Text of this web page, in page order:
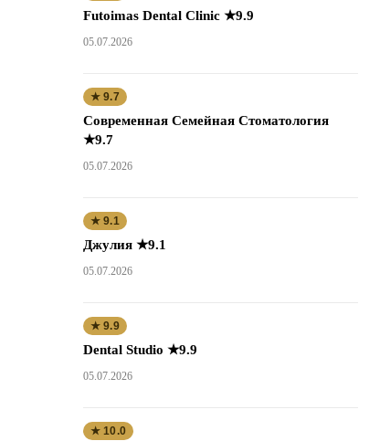
Futoimas Dental Clinic ★9.9
05.07.2026
★ 9.7
Современная Семейная Стоматология
★9.7
05.07.2026
★ 9.1
Джулия ★9.1
05.07.2026
★ 9.9
Dental Studio ★9.9
05.07.2026
★ 10.0